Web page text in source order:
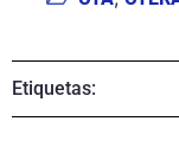
Etiquetas: